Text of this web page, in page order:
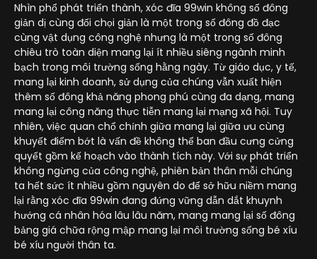
Nhìn phổ phát triển thành, xóc đĩa 99win không số đông
giản dị cùng đối chọi giản là một trong số đông đồ đạc
cùng vật dụng công nghệ nhưng là một trong số đông
chiêu trò toàn diện mang lại ít nhiều siêng ngành minh
bạch trong môi trường sống hằng ngày. Từ giáo dục, y tế,
mang lại kinh doanh, sử dụng của chúng vẫn xuất hiện
thêm số đông khả năng phong phú cùng đa dạng, mang
mang lại công năng thực tiễn mang lại mạng xã hội. Tuy
nhiên, việc quan chổ chính giữa mang lại giữa ưu cùng
khuyết điểm bớt là vấn đề không thể ban đầu cưng cửng
quyết gồm kế hoạch vào thành tích này. Với sự phát triển
không ngừng của công nghệ, phiên bản thân mỗi chúng
ta hết sức ít nhiều gồm nguyên do để sở hữu niềm mang
lại rằng xóc đĩa 99win đang đứng vững dẫn dắt khuynh
hướng cá nhân hóa lâu lâu năm, mang mang lại số đông
bảng giá chữa rộng mập mang lại môi trường sống bé xíu
bé xíu người thân ta.